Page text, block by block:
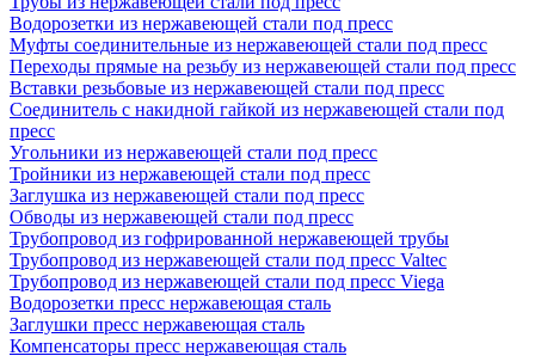
Водорозетки из нержавеющей стали под пресс
Муфты соединительные из нержавеющей стали под пресс
Переходы прямые на резьбу из нержавеющей стали под пресс
Вставки резьбовые из нержавеющей стали под пресс
Соединитель с накидной гайкой из нержавеющей стали под
пресс
Угольники из нержавеющей стали под пресс
Тройники из нержавеющей стали под пресс
Заглушка из нержавеющей стали под пресс
Обводы из нержавеющей стали под пресс
Трубопровод из гофрированной нержавеющей трубы
Трубопровод из нержавеющей стали под пресс Valtec
Трубопровод из нержавеющей стали под пресс Viega
Водорозетки пресс нержавеющая сталь
Заглушки пресс нержавеющая сталь
Компенсаторы пресс нержавеющая сталь